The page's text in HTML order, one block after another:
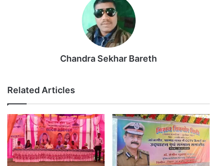
Chandra Sekhar Bareth
Related Articles